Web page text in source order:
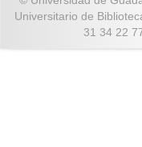
Universitario de
31 34 22